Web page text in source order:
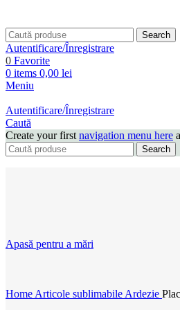
Search
Autentificare/Înregistrare
0 Favorite
0 items 0,00 lei
Meniu
Autentificare/Înregistrare
Caută
Create your first navigation menu here
Search
Apasă pentru a mări
Home Articole sublimabile Ardezie